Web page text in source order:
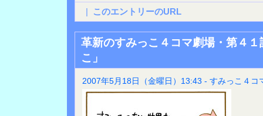
| このエントリーのURL
革新のすみっこ４コマ劇場・第４
こ」
2007年5月18日（金曜日）13:43 - すみっこ４コ